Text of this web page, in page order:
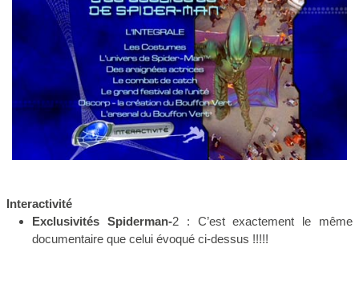
Interactivité
Exclusivités Spiderman-2 : C’est exactement le même
documentaire que celui évoqué ci-dessus !!!!!